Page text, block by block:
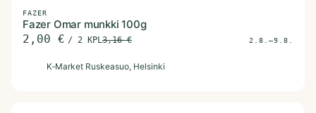
FAZER
Fazer Omar munkki 100g
2,00 € / 2 KPL3,16€ 2.8.–9.8.
K‑Market Ruskeasuo, Helsinki